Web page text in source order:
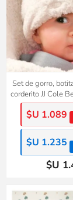
Set de gorro,
corderito JJ Cole
$U 1.089
$U 1.235
$U